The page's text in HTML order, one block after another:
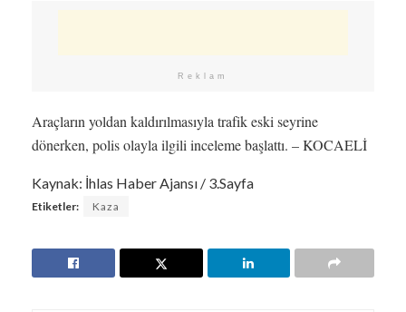
Reklam
Araçların yoldan kaldırılmasıyla trafik eski seyrine
dönerken, polis olayla ilgili inceleme başlattı. – KOCAELİ
Kaynak: İhlas Haber Ajansı / 3.Sayfa
Etiketler: Kaza